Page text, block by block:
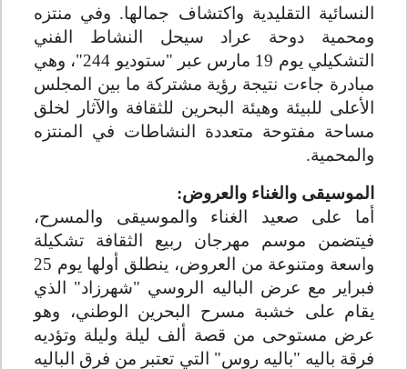
النسائية التقليدية واكتشاف جمالها. وفي منتزه
ومحمية دوحة عراد سيحل النشاط الفني
التشكيلي يوم 19 مارس عبر "ستوديو 244"، وهي
مبادرة جاءت نتيجة رؤية مشتركة ما بين المجلس
الأعلى للبيئة وهيئة البحرين للثقافة والآثار لخلق
مساحة مفتوحة متعددة النشاطات في المنتزه
والمحمية.
الموسيقى والغناء والعروض:
أما على صعيد الغناء والموسيقى والمسرح،
فيتضمن موسم مهرجان ربيع الثقافة تشكيلة
واسعة ومتنوعة من العروض، ينطلق أولها يوم 25
فبراير مع عرض الباليه الروسي "شهرزاد" الذي
يقام على خشبة مسرح البحرين الوطني، وهو
عرض مستوحى من قصة ألف ليلة وليلة وتؤديه
فرقة باليه "باليه روس" التي تعتبر من فرق الباليه